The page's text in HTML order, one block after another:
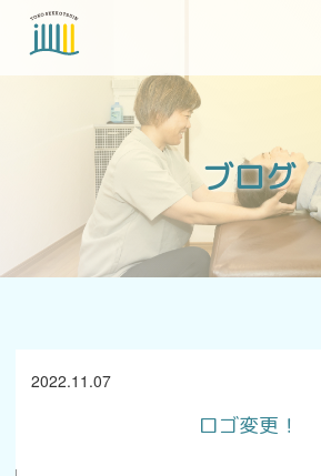
当院について
各種症状
アクセス
ブログ
2022.11.07
ロゴ変更！